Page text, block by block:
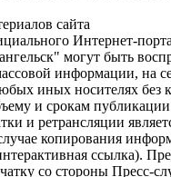
сайта
Интернет-
могут быть
информации, на
иных носителях без
и срокам
и ретрансляции
копирования
ссылка).
со стороны Пресс-